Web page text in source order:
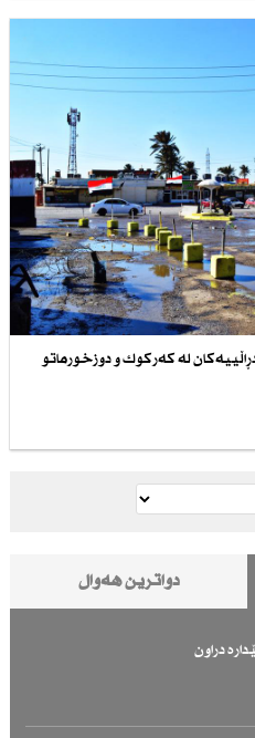
لە كەركوك و دوزخورماتو
دواترین هەواڵ